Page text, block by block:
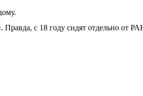
с 18 году сидят отдельно от